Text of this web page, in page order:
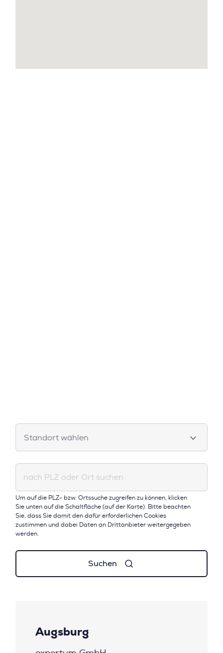
Standort wählen
Um auf die PLZ- bzw. Ortssuche zugreifen zu können, klicken
Sie unten auf die Schaltfläche (auf der Karte). Bitte beachten
Sie, dass Sie damit den dafür erforderlichen Cookies
zustimmen und dabei Daten an Drittanbieter weitergegeben
werden.
Suchen
Augsburg